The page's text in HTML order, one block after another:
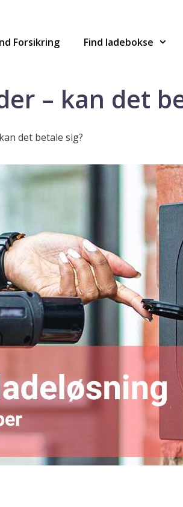
Forsikring Find ladebokse
– kan det
det betale sig?